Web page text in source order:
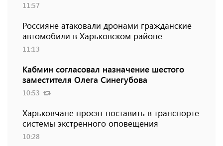
11:57
Россияне атаковали дронами гражданские
автомобили в Харьковском районе
11:13
Кабмин согласовал назначение шестого
заместителя Олега Синегубова
10:53
Харьковчане просят поставить в транспорте
системы экстренного оповещения
10:28